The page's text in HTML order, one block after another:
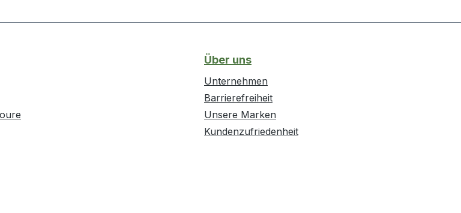
Über uns
Unternehmen
Barrierefreiheit
Unsere Marken
Kundenzufriedenheit